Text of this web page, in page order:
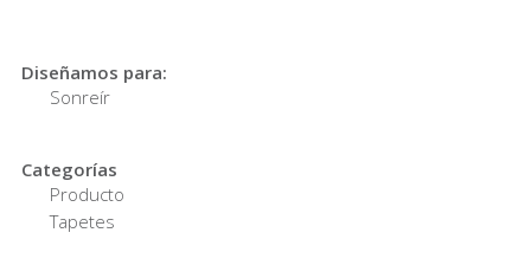
Diseñamos para:
Sonreír
Categorías
Producto
Tapetes